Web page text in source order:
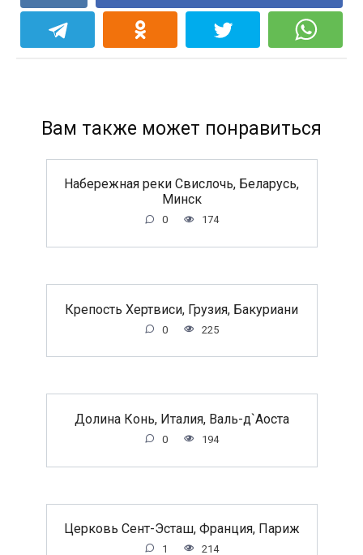
Вам также может понравиться
Набережная реки Свислочь, Беларусь,
Минск
0 174
Крепость Хертвиси, Грузия, Бакуриани
0 225
Долина Конь, Италия, Валь-д`Аоста
0 194
Церковь Сент-Эсташ, Франция, Париж
1 214